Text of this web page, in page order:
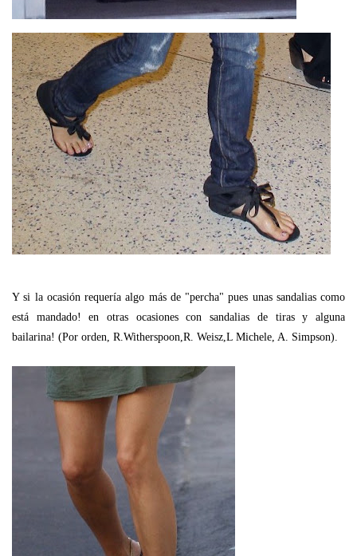
Y si la ocasión requería algo más de "percha" pues unas sandalias como
está mandado! en otras ocasiones con sandalias de tiras y alguna
bailarina! (Por orden, R.Witherspoon,R. Weisz,L Michele, A. Simpson).